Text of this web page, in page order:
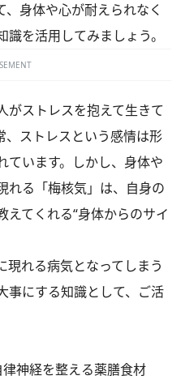
、身体や心が耐えられなく
を活用してみましょう。
ストレスを抱えて生きて
、ストレスという感情は形
ています。しかし、身体や
れる「梅核気」は、自身の
てくれる“身体からのサイ
れる病気となってしまう
事にする知識として、ご活
律神経を整える薬膳食材